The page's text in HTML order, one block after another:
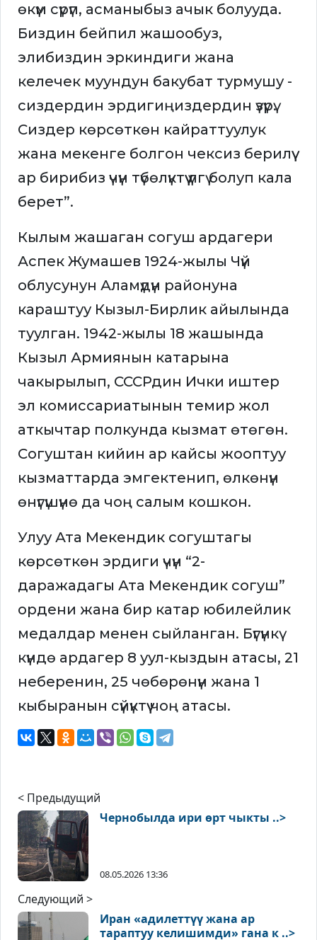
өкүм сүрүп, асманыбыз ачык болууда.
Биздин бейпил жашообуз,
элибиздин эркиндиги жана
келечек муундун бакубат турмушу -
сиздердин эрдигиңиздердин үзүрү.
Сиздер көрсөткөн кайраттуулук
жана мекенге болгон чексиз берилүү
ар бирибиз үчүн түбөлүктүү үлгү болуп кала
берет”.
Кылым жашаган согуш ардагери
Аспек Жумашев 1924-жылы Чүй
облусунун Аламүдүн районуна
караштуу Кызыл-Бирлик айылында
туулган. 1942-жылы 18 жашында
Кызыл Армиянын катарына
чакырылып, СССРдин Ички иштер
эл комиссариатынын темир жол
аткычтар полкунда кызмат өтөгөн.
Согуштан кийин ар кайсы жооптуу
кызматтарда эмгектенип, өлкөнүн
өнүгүшүнө да чоң салым кошкон.
Улуу Ата Мекендик согуштагы
көрсөткөн эрдиги үчүн “2-
даражадагы Ата Мекендик согуш”
ордени жана бир катар юбилейлик
медалдар менен сыйланган. Бүгүнкү
күндө ардагер 8 уул-кыздын атасы, 21
неберенин, 25 чөбөрөнүн жана 1
кыбыранын сүйүктүү чоң атасы.
< Предыдущий
Чернобылда ири өрт чыкты ..>
08.05.2026 13:36
Следующий >
Иран «адилеттүү жана ар
тараптуу келишимди» гана к ..>